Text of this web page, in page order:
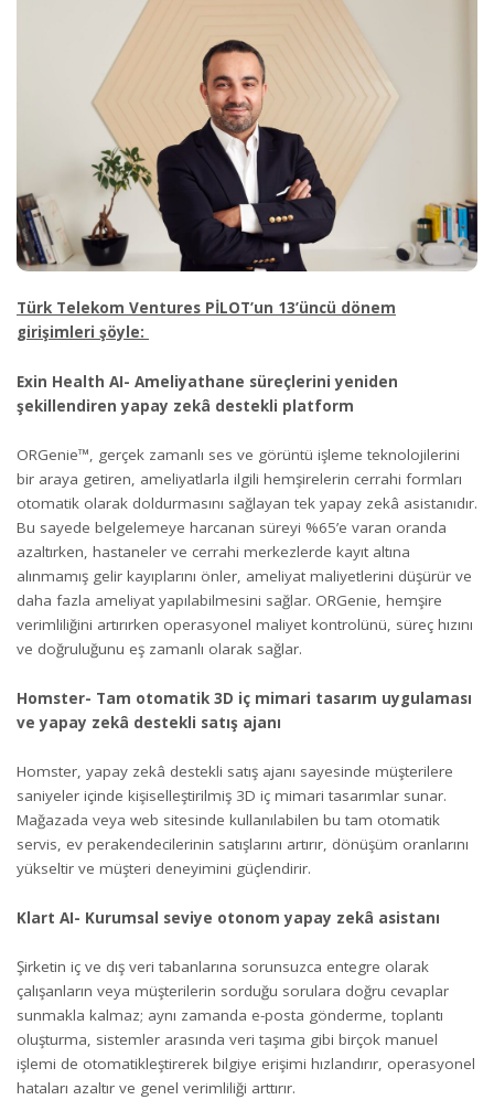
Türk Telekom Ventures PİLOT’un 13’üncü dönem
girişimleri şöyle:
Exin Health AI- Ameliyathane süreçlerini yeniden
şekillendiren yapay zekâ destekli platform
ORGenie™️, gerçek zamanlı ses ve görüntü işleme teknolojilerini
bir araya getiren, ameliyatlarla ilgili hemşirelerin cerrahi formları
otomatik olarak doldurmasını sağlayan tek yapay zekâ asistanıdır.
Bu sayede belgelemeye harcanan süreyi %65’e varan oranda
azaltırken, hastaneler ve cerrahi merkezlerde kayıt altına
alınmamış gelir kayıplarını önler, ameliyat maliyetlerini düşürür ve
daha fazla ameliyat yapılabilmesini sağlar. ORGenie, hemşire
verimliliğini artırırken operasyonel maliyet kontrolünü, süreç hızını
ve doğruluğunu eş zamanlı olarak sağlar.
Homster- Tam otomatik 3D iç mimari tasarım uygulaması
ve yapay zekâ destekli satış ajanı
Homster, yapay zekâ destekli satış ajanı sayesinde müşterilere
saniyeler içinde kişiselleştirilmiş 3D iç mimari tasarımlar sunar.
Mağazada veya web sitesinde kullanılabilen bu tam otomatik
servis, ev perakendecilerinin satışlarını artırır, dönüşüm oranlarını
yükseltir ve müşteri deneyimini güçlendirir.
Klart AI- Kurumsal seviye otonom yapay zekâ asistanı
Şirketin iç ve dış veri tabanlarına sorunsuzca entegre olarak
çalışanların veya müşterilerin sorduğu sorulara doğru cevaplar
sunmakla kalmaz; aynı zamanda e-posta gönderme, toplantı
oluşturma, sistemler arasında veri taşıma gibi birçok manuel
işlemi de otomatikleştirerek bilgiye erişimi hızlandırır, operasyonel
hataları azaltır ve genel verimliliği arttırır.